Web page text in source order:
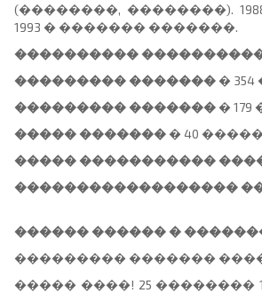
(��������, ��������).
1993 � ������� �������.
����������
��������� ��������
��������� ��������
����� �������� 40
����� �����������
������������������
������ ������ �
��������� �������
����� ����! 25 ��������